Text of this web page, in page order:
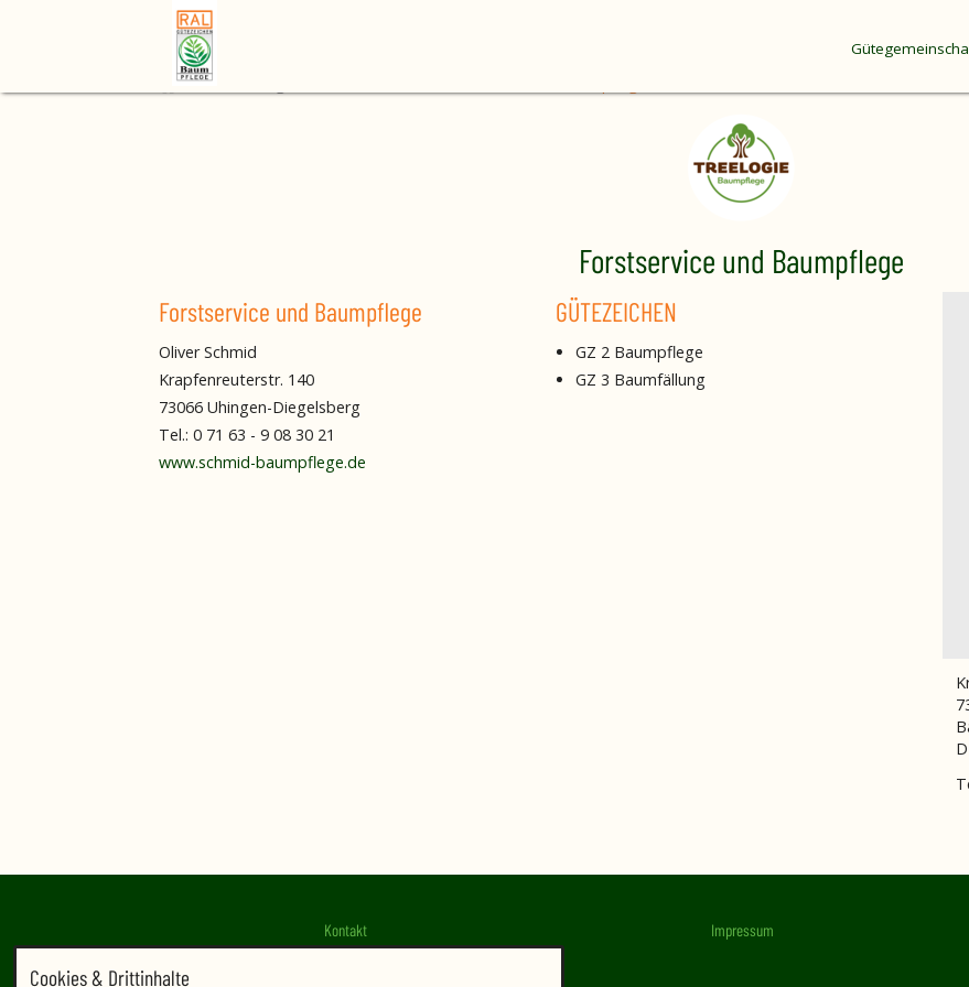
Home
Forstservice und Baumpflege
Forstservice und Baumpflege
Oliver Schmid
Krapfenreuterstr. 140
73066 Uhingen-Diegelsberg
Tel.: 0 71 63 - 9 08 30 21
www.schmid-baumpflege.de
GÜTEZEICHEN
GZ 2 Baumpflege
GZ 3 Baumfällung
Kontakt Impressum
Cookies & Drittinhalte